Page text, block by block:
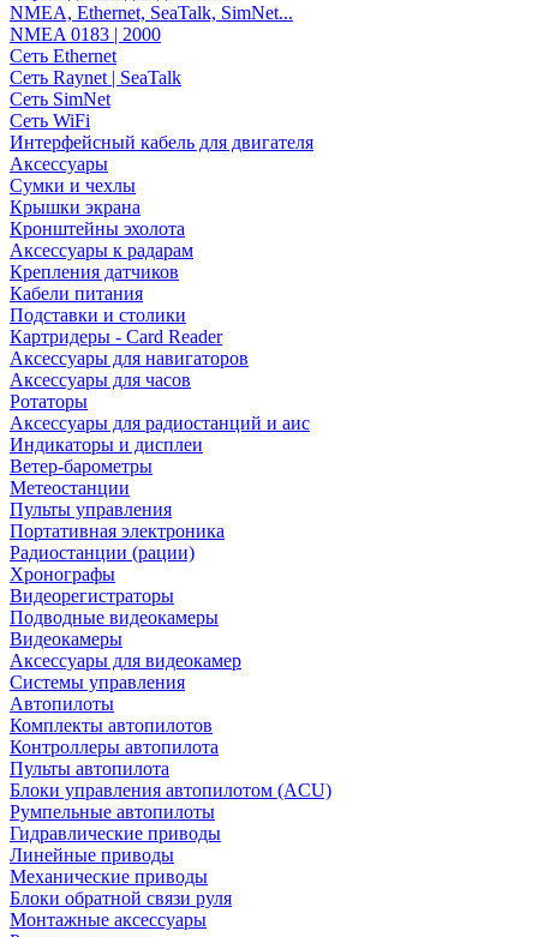
NMEA, Ethernet, SeaTalk, SimNet...
NMEA 0183 | 2000
Сеть Ethernet
Сеть Raynet | SeaTalk
Сеть SimNet
Сеть WiFi
Интерфейсный кабель для двигателя
Аксессуары
Сумки и чехлы
Крышки экрана
Кронштейны эхолота
Аксессуары к радарам
Крепления датчиков
Кабели питания
Подставки и столики
Картридеры - Card Reader
Аксессуары для навигаторов
Аксессуары для часов
Ротаторы
Аксессуары для радиостанций и аис
Индикаторы и дисплеи
Ветер-барометры
Метеостанции
Пульты управления
Портативная электроника
Радиостанции (рации)
Хронографы
Видеорегистраторы
Подводные видеокамеры
Видеокамеры
Аксессуары для видеокамер
Системы управления
Автопилоты
Комплекты автопилотов
Контроллеры автопилота
Пульты автопилота
Блоки управления автопилотом (ACU)
Румпельные автопилоты
Гидравлические приводы
Линейные приводы
Механические приводы
Блоки обратной связи руля
Монтажные аксессуары